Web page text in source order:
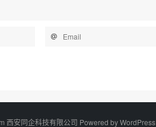
西安同企科技有限公司 Powered byWordPress